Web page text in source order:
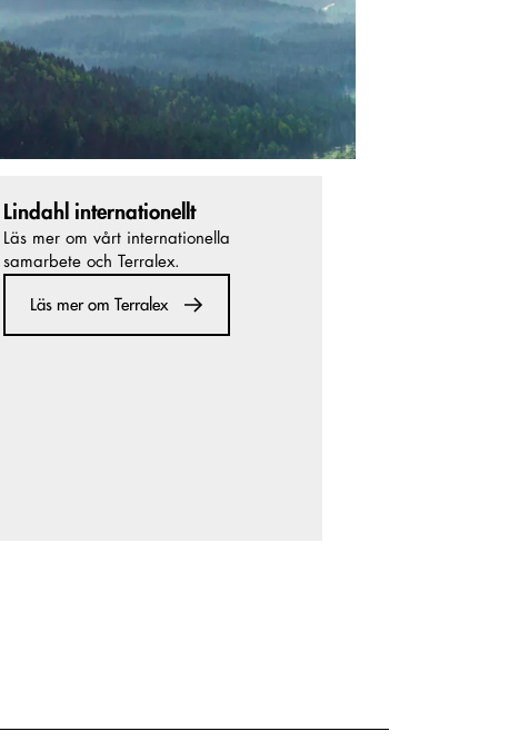
Lindahl internationellt
Läs mer om vårt internationella
samarbete och Terralex.
Läs mer om Terralex